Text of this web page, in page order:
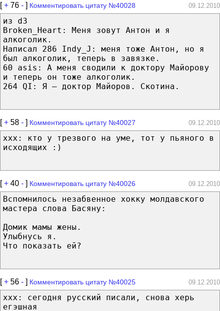
[+ 76 - ] Комментировать цитату №40028 09.12.2010
из d3
Broken_Heart: Меня зовут Антон и я
алкоголик.
Написал 286 Indy_J: меня тоже Антон, но я
был алкоголик, теперь в завязке.
60 asis: А меня сводили к доктору Майорову
и теперь он тоже алкоголик.
264 QI: Я — доктор Майоров. Скотина.
[+ 58 - ] Комментировать цитату №40027 09.12.2010
ххх: кто у трезвого на уме, тот у пьяного в
исходящих :)
[+ 40 - ] Комментировать цитату №40026 09.12.2010
Вспомнилось незабвенное хокку молдавского
мастера слова Басяну:
Домик мамы жены.
Улыбнусь я.
Что показать ей?
[+ 56 - ] Комментировать цитату №40025 09.12.2010
xxx: сегодня русский писали, снова херь
егэшная